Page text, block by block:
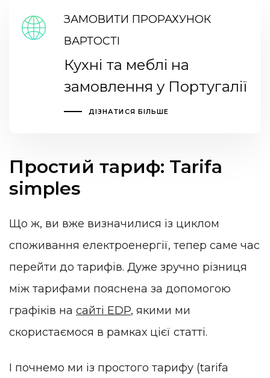
ЗАМОВИТИ ПРОРАХУНОК
ВАРТОСТІ
Кухні та меблі на
замовлення у Португалії
ДІЗНАТИСЯ БІЛЬШЕ
Простий тариф: Tarifa
simples
Що ж, ви вже визначилися із циклом
споживання електроенергії, тепер саме час
перейти до тарифів. Дуже зручно різниця
між тарифами пояснена за допомогою
графіків на сайті EDP, якими ми
скористаємося в рамках цієї статті.
І почнемо ми із простого тарифу (tarifa